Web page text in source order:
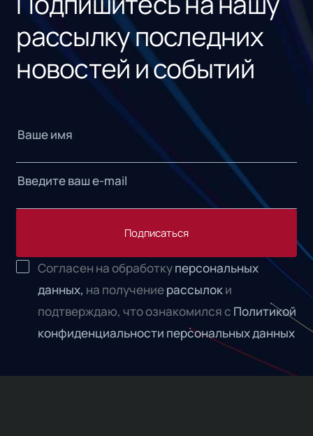
рассылку последних
новостей и событий
Подписаться
Согласен на обработкуперсональных
данных, на получениерассылоки
подтверждаю, что ознакомился с Политикой
конфиденциальности персональных данных